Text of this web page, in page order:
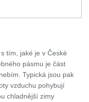
tím, jaké je v České
pásmu je část
Typická jsou pak
vzduchu pohybují
chladnější zimy